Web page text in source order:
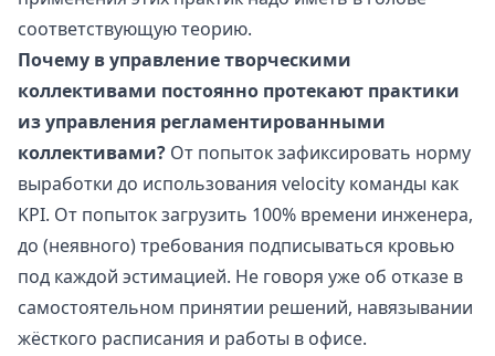
соответствующую теорию.
Почему в управление творческими
коллективами постоянно протекают практики
из управления регламентированными
коллективами? От попыток зафиксировать норму
выработки до использования velocity команды как
KPI. От попыток загрузить 100% времени инженера,
до (неявного) требования подписываться кровью
под каждой эстимацией. Не говоря уже об отказе в
самостоятельном принятии решений, навязывании
жёсткого расписания и работы в офисе.